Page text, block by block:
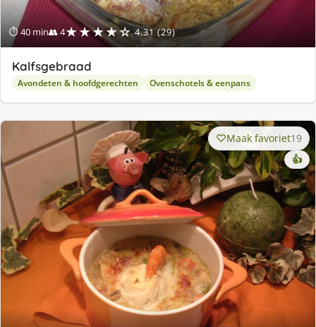
⏱ 40 min👥 4★★★★☆ 4.31 (29)
Kalfsgebraad
Avondeten & hoofdgerechten Ovenschotels & eenpans
Maak favoriet19
👍